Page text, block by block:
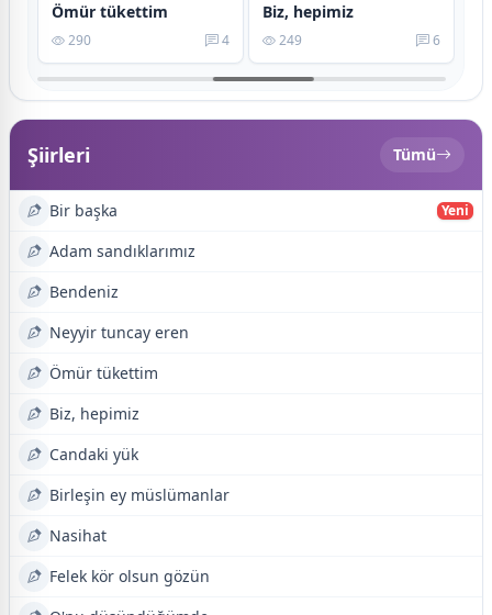
Ömür tükettim
290 4
Biz, hepimiz
249 6
Şiirleri Tümü
Bir başka Yeni
Adam sandıklarımız
Bendeniz
Neyyir tuncay eren
Ömür tükettim
Biz, hepimiz
Candaki yük
Birleşin ey müslümanlar
Nasihat
Felek kör olsun gözün